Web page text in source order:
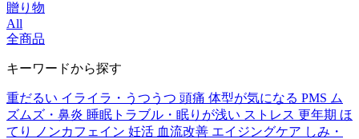
贈り物
All
全商品
キーワードから探す
重だるい イライラ・うつうつ 頭痛 体型が気になる PMS ム
ズムズ・鼻炎 睡眠トラブル・眠りが浅い ストレス 更年期 ほ
てり
ノンカフェイン 妊活 血流改善 エイジングケア しみ・